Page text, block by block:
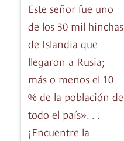
Este señor fue uno
de los 30 mil hinchas
de Islandia que
llegaron a Rusia;
más o menos el 10
% de la población de
todo el país». . .
¡Encuentre la